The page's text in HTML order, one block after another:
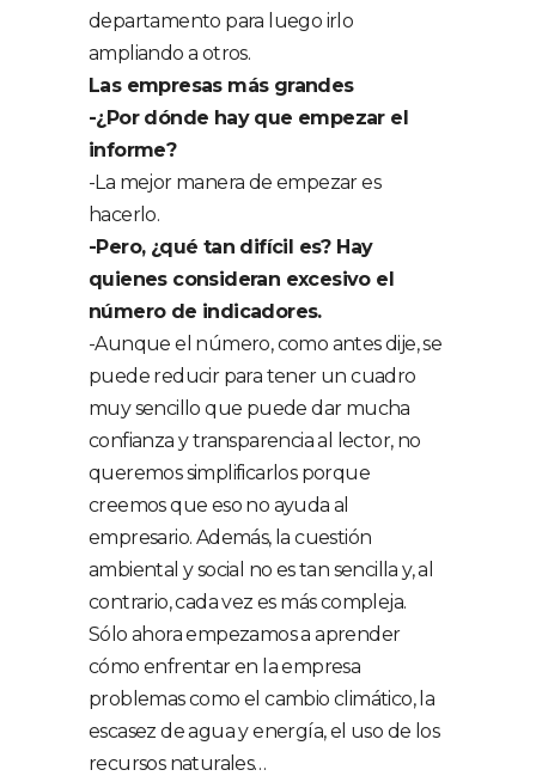
departamento para luego irlo
ampliando a otros.
Las empresas más grandes
-¿Por dónde hay que empezar el
informe?
-La mejor manera de empezar es
hacerlo.
-Pero, ¿qué tan difícil es? Hay
quienes consideran excesivo el
número de indicadores.
-Aunque el número, como antes dije, se
puede reducir para tener un cuadro
muy sencillo que puede dar mucha
confianza y transparencia al lector, no
queremos simplificarlos porque
creemos que eso no ayuda al
empresario. Además, la cuestión
ambiental y social no es tan sencilla y, al
contrario, cada vez es más compleja.
Sólo ahora empezamos a aprender
cómo enfrentar en la empresa
problemas como el cambio climático, la
escasez de agua y energía, el uso de los
recursos naturales…